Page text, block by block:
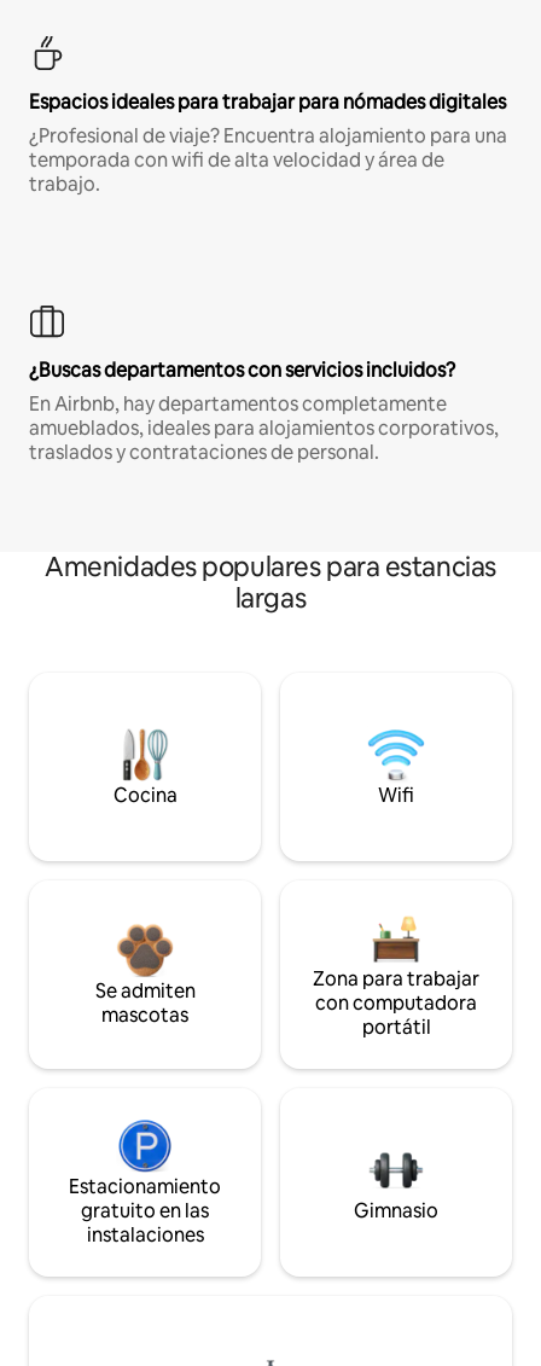
Espacios ideales para trabajar para nómades digitales
¿Profesional de viaje? Encuentra alojamiento para una
temporada con wifi de alta velocidad y área de
trabajo.
¿Buscas departamentos con servicios incluidos?
En Airbnb, hay departamentos completamente
amueblados, ideales para alojamientos corporativos,
traslados y contrataciones de personal.
Amenidades populares para estancias
largas
Cocina Wifi
Se admiten
mascotas
Zona para trabajar
con computadora
portátil
Estacionamiento
gratuito en las
instalaciones
Gimnasio